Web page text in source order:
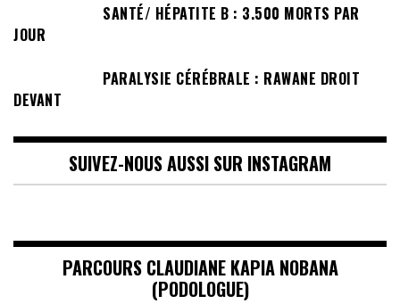
SANTÉ/ HÉPATITE B : 3.500 MORTS PAR
JOUR
PARALYSIE CÉRÉBRALE : RAWANE DROIT
DEVANT
SUIVEZ-NOUS AUSSI SUR INSTAGRAM
PARCOURS CLAUDIANE KAPIA NOBANA
(PODOLOGUE)